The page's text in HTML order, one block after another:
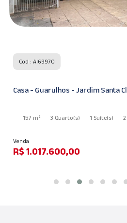
Cod : AI69970
Casa - Guarulhos - Jardim Santa
157 m² 3 Quarto(s) 1 Suíte(s)
Venda
R$ 1.017.600,00